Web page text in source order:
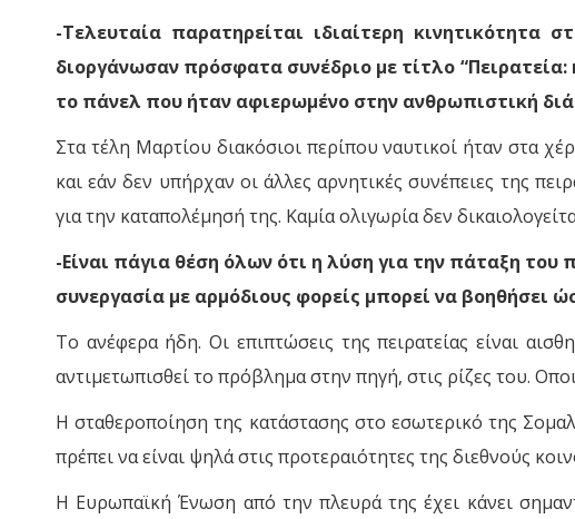
-Τελευταία παρατηρείται ιδιαίτερη
διοργάνωσαν πρόσφατα συνέδριο με τίτλο
το πάνελ που ήταν αφιερωμένο στην ανθρωπιστική
Στα τέλη Μαρτίου διακόσιοι περίπου ναυτικοί ήταν στα
και εάν δεν υπήρχαν οι άλλες αρνητικές συνέπειες της
για την καταπολέμησή της. Καμία ολιγωρία δεν
-Είναι πάγια θέση όλων ότι η λύση για την πάταξη
συνεργασία με αρμόδιους φορείς μπορεί να βοηθήσει
Το ανέφερα ήδη. Οι επιπτώσεις της πειρατείας είναι
αντιμετωπισθεί το πρόβλημα στην πηγή, στις ρίζες του.
Η σταθεροποίηση της κατάστασης στο εσωτερικό της
πρέπει να είναι ψηλά στις προτεραιότητες της διεθνούς
Η Ευρωπαϊκή Ένωση από την πλευρά της έχει κάνει